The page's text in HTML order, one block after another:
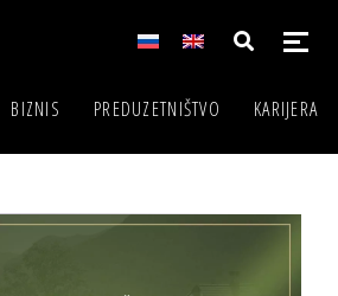
BIZNIS PREDUZETNIŠTVO KARIJERA